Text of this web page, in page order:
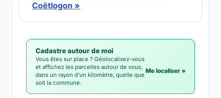
Coëtlogon »
Cadastre autour de moi
Vous êtes sur place ? Géolocalisez-vous
et affichez les parcelles autour de vous,
dans un rayon d'un kilomètre, quelle que
soit la commune.
Me localiser »